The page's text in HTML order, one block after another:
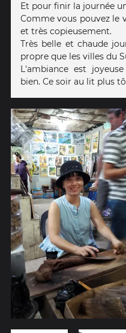
Et pour finir la journée
Comme vous pouvez le
et très copieusement.
Très belle et chaude
propre que les villes du
L'ambiance est
bien. Ce soir au lit plus